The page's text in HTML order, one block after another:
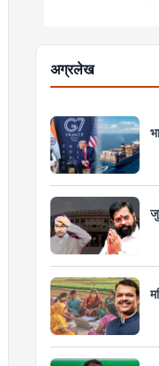
अग्रलेख